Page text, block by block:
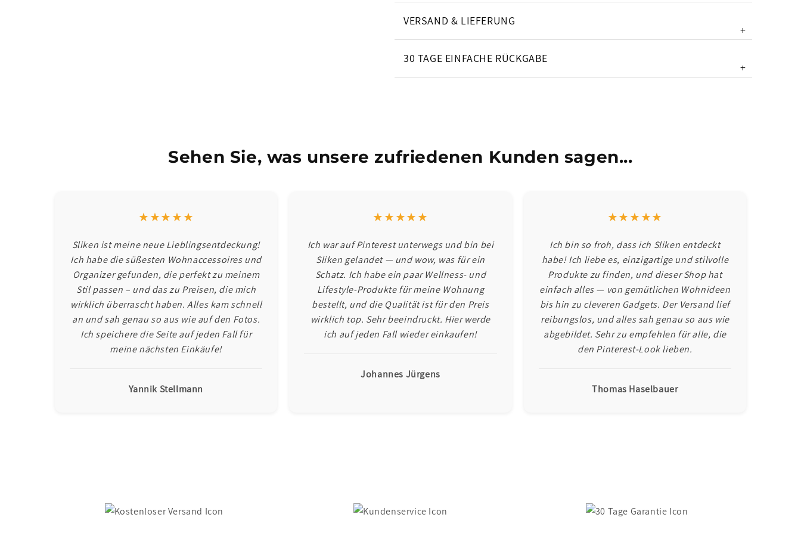
VERSAND & LIEFERUNG
+
30 TAGE EINFACHE RÜCKGABE
+
Sehen Sie, was unsere zufriedenen Kunden sagen...
★★★★★
Sliken ist meine neue Lieblingsentdeckung!
Ich habe die süßesten Wohnaccessoires und
Organizer gefunden, die perfekt zu meinem
Stil passen – und das zu Preisen, die mich
wirklich überrascht haben. Alles kam schnell
an und sah genau so aus wie auf den Fotos.
Ich speichere die Seite auf jeden Fall für
meine nächsten Einkäufe!
Yannik Stellmann
★★★★★
Ich war auf Pinterest unterwegs und bin bei
Sliken gelandet — und wow, was für ein
Schatz. Ich habe ein paar Wellness- und
Lifestyle-Produkte für meine Wohnung
bestellt, und die Qualität ist für den Preis
wirklich top. Sehr beeindruckt. Hier werde
ich auf jeden Fall wieder einkaufen!
Johannes Jürgens
★★★★★
Ich bin so froh, dass ich Sliken entdeckt
habe! Ich liebe es, einzigartige und stilvolle
Produkte zu finden, und dieser Shop hat
einfach alles — von gemütlichen Wohnideen
bis hin zu cleveren Gadgets. Der Versand lief
reibungslos, und alles sah genau so aus wie
abgebildet. Sehr zu empfehlen für alle, die
den Pinterest-Look lieben.
Thomas Haselbauer